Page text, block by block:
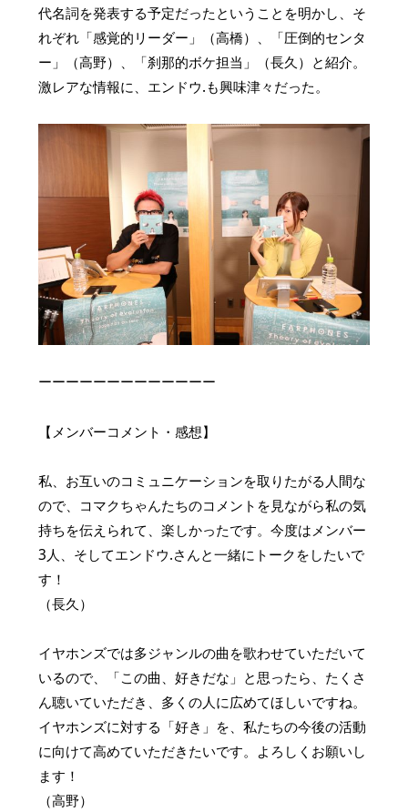
代名詞を発表する予定だったということを明かし、そ
れぞれ「感覚的リーダー」（高橋）、「圧倒的センタ
ー」（高野）、「刹那的ボケ担当」（長久）と紹介。
激レアな情報に、エンドウ.も興味津々だった。
ーーーーーーーーーーーーー
【メンバーコメント・感想】
私、お互いのコミュニケーションを取りたがる人間な
ので、コマクちゃんたちのコメントを見ながら私の気
持ちを伝えられて、楽しかったです。今度はメンバー
3人、そしてエンドウ.さんと一緒にトークをしたいで
す！
（長久）
イヤホンズでは多ジャンルの曲を歌わせていただいて
いるので、「この曲、好きだな」と思ったら、たくさ
ん聴いていただき、多くの人に広めてほしいですね。
イヤホンズに対する「好き」を、私たちの今後の活動
に向けて高めていただきたいです。よろしくお願いし
ます！
（高野）